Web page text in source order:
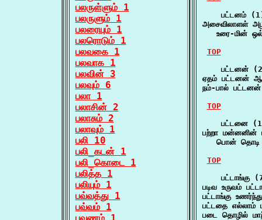
பலருள்ளும் 1
பலருளும் 1
பலரையும் 1
பலரொடும் 1
பலவகை 1
பலவாக 1
பலவின் 3
பலவும் 6
பலா 1
பலாசின் 2
பலாசும் 2
பலாவும் 1
பலி 10
பலி_கடன் 1
பலி_கொடை 1
பலித்த 1
பலியும் 1
பவ்வத்து 1
பவ்வம் 1
பட்டனம்
அசைவிலாளள்
உரை-மின்
TOP
பட்டனன்
ஏதம் பட்டனன்
நம்-பால்
TOP
பட்டனை
பற்றா மன்னனின்
பொன் தொடி
TOP
பட்டாங்கு
படிவ உருவம்
பட்டாங்கு
பட்டதை எல்லாம்
படை தொழில்